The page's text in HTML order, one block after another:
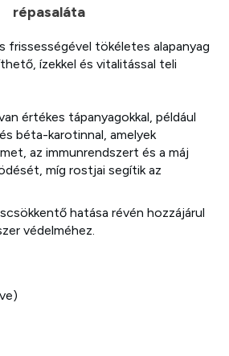
répasaláta
frissességével tökéletes alapanyag
ízekkel és vitalitással teli
értékes tápanyagokkal, például
béta-karotinnal, amelyek
az immunrendszert és a máj
míg rostjai segítik az
hatása révén hozzájárul
védelméhez.